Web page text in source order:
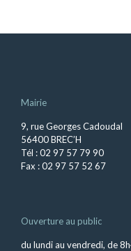
Mairie
9, rue Georges Cadoudal
56400 BREC’H
Tél : 02 97 57 79 90
Fax : 02 97 57 52 67
Ouverture au public
du lundi au vendredi, de